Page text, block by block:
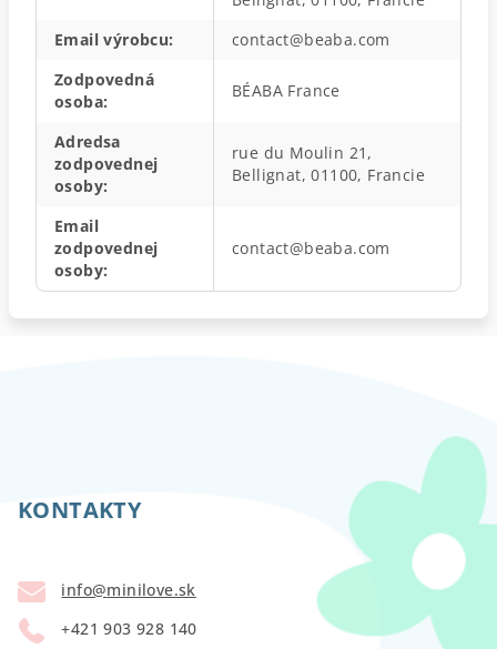
Email výrobcu:
contact@beaba.com
Zodpovedná
osoba:
BÉABA France
Adredsa
zodpovednej
osoby:
rue du Moulin 21,
Bellignat, 01100, Francie
Email
zodpovednej
osoby:
contact@beaba.com
KONTAKTY
info@minilove.sk
+421 903 928 140